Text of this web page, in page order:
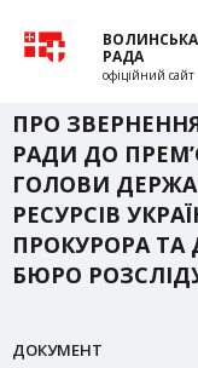
РАДА
офіційний сайт
ПРО
РАДИ ДО
ГОЛОВИ
РЕСУРСІВ
ПРОКУРОРА
БЮРО
ДОКУМЕНТ